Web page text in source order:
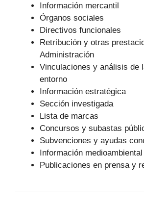
Información mercantil
Órganos sociales
Directivos funcionales
Retribución y otras
Administración
Vinculaciones y análisis de
entorno
Información estratégica
Sección investigada
Lista de marcas
Concursos y subastas
Subvenciones y ayudas
Información medioambiental
Publicaciones en prensa y